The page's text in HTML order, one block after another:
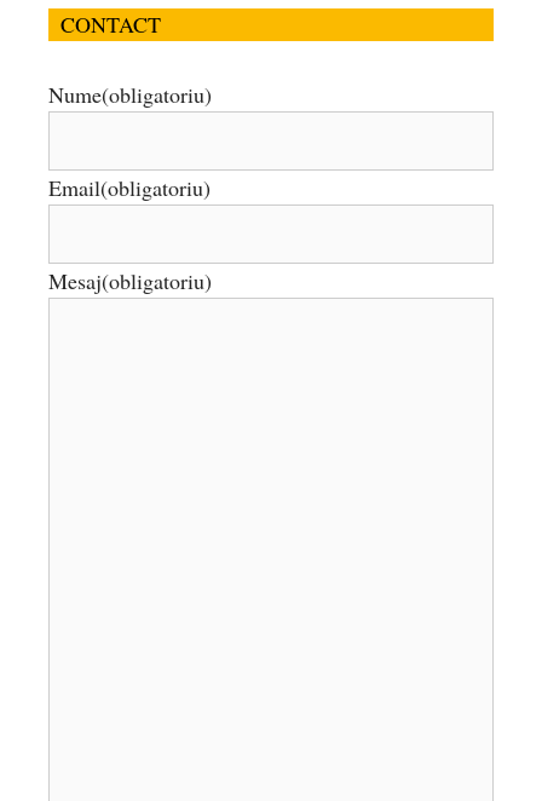
CONTACT
Nume(obligatoriu)
Email(obligatoriu)
Mesaj(obligatoriu)